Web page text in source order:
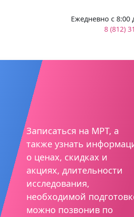
Ежедневно с 8:00
8 (812)
Записаться на МРТ, а
также узнать
о ценах, скидках и
акциях, длительности
исследования,
необходимой
можно позвонив по